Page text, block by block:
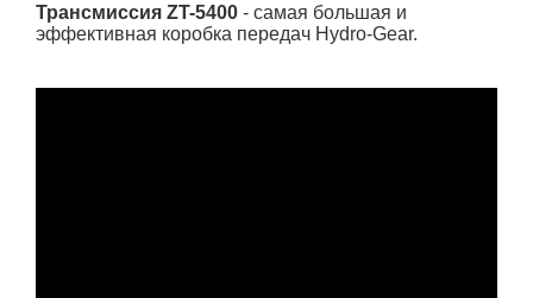
Трансмиссия ZT-5400 - самая большая и
эффективная коробка передач Hydro-Gear.